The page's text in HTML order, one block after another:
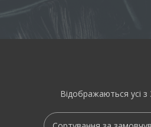
Відображаються усі з